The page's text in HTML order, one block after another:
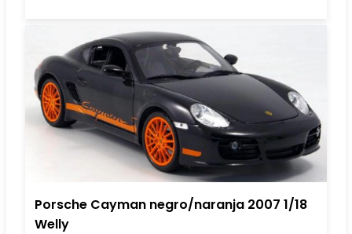
Porsche Cayman negro/naranja 2007 1/18
Welly